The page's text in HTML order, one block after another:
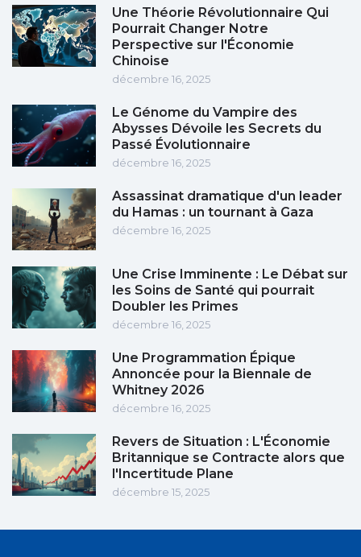
Une Théorie Révolutionnaire Qui
Pourrait Changer Notre
Perspective sur l'Économie
Chinoise
décembre 16, 2025
Le Génome du Vampire des
Abysses Dévoile les Secrets du
Passé Évolutionnaire
décembre 16, 2025
Assassinat dramatique d'un leader
du Hamas : un tournant à Gaza
décembre 16, 2025
Une Crise Imminente : Le Débat sur
les Soins de Santé qui pourrait
Doubler les Primes
décembre 16, 2025
Une Programmation Épique
Annoncée pour la Biennale de
Whitney 2026
décembre 16, 2025
Revers de Situation : L'Économie
Britannique se Contracte alors que
l'Incertitude Plane
décembre 15, 2025